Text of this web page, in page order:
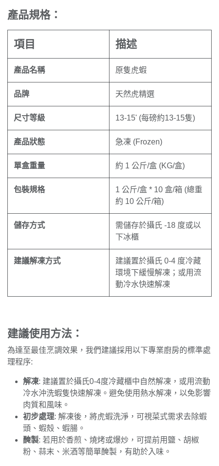
產品規格：
項目 描述
產品名稱 原隻虎蝦
品牌 天然虎精選
尺寸等級 13-15' (每磅約13-15隻)
產品狀態 急凍 (Frozen)
單盒重量 約 1 公斤/盒 (KG/盒)
包裝規格
1 公斤/盒 * 10 盒/箱 (總重
約 10 公斤/箱)
儲存方式
需儲存於攝氏 -18 度或以
下冰櫃
建議解凍方式
建議置於攝氏 0-4 度冷藏
環境下緩慢解凍；或用流
動冷水快速解凍
建議使用方法：
為達至最佳烹調效果，我們建議採用以下專業廚房的標準處
理程序:
解凍: 建議置於攝氏0-4度冷藏櫃中自然解凍，或用流動
冷水沖洗蝦隻快速解凍。避免使用熱水解凍，以免影響
肉質和風味。
初步處理: 解凍後，將虎蝦洗淨，可視菜式需求去除蝦
頭、蝦殼、蝦腸。
醃製: 若用於香煎、燒烤或爆炒，可提前用鹽、胡椒
粉、蒜末、米酒等簡單醃製，有助於入味。